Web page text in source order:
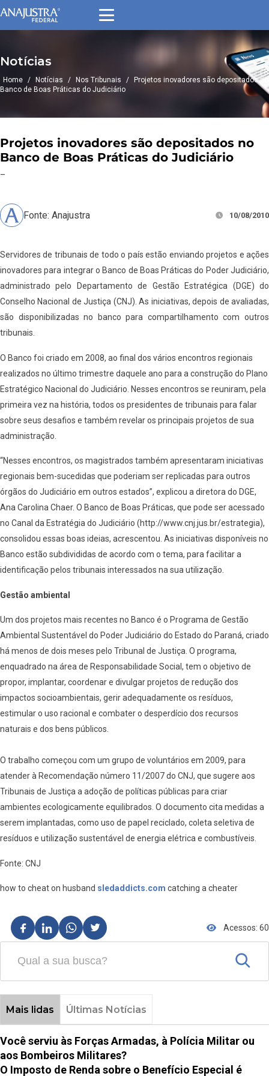
Notícias
Home / Notícias / Nos Tribunais /
Projetos inovadores são depositados no
Banco de Boas Práticas do Judiciário
Projetos inovadores são depositados no
Banco de Boas Práticas do Judiciário
–
Fonte: Anajustra 10/08/2010
Servidores de tribunais de todo o país estão enviando projetos e ações
inovadores para integrar o Banco de Boas Práticas do Poder Judiciário,
administrado pelo Departamento de Gestão Estratégica (DGE) do
Conselho Nacional de Justiça (CNJ). As iniciativas, depois de avaliadas,
são disponibilizadas no banco para compartilhamento com outros
tribunais.
O Banco foi criado em 2008, ao final dos vários encontros regionais
realizados no último trimestre daquele ano para a construção do Plano
Estratégico Nacional do Judiciário. Nesses encontros se reuniram, pela
primeira vez na história, todos os presidentes de tribunais para falar
sobre seus desafios e também revelar os principais projetos de sua
administração.
“Nesses encontros, os magistrados também apresentaram iniciativas
regionais bem-sucedidas que poderiam ser replicadas para outros
órgãos do Judiciário em outros estados”, explicou a diretora do DGE,
Ana Carolina Chaer. O Banco de Boas Práticas, que pode ser acessado
no Canal da Estratégia do Judiciário (http://www.cnj.jus.br/estrategia),
consolidou essas boas ideias, acrescentou. As iniciativas disponíveis no
Banco estão subdivididas de acordo com o tema, para facilitar a
identificação pelos tribunais interessados na sua utilização.
Gestão ambiental
Um dos projetos mais recentes no Banco é o Programa de Gestão
Ambiental Sustentável do Poder Judiciário do Estado do Paraná, criado
há menos de dois meses pelo Tribunal de Justiça. O programa,
enquadrado na área de Responsabilidade Social, tem o objetivo de
propor, implantar, coordenar e divulgar projetos de redução dos
impactos socioambientais, gerir adequadamente os resíduos,
estimular o uso racional e combater o desperdício dos recursos
naturais e dos bens públicos.
O trabalho começou com um grupo de voluntários em 2009, para
atender à Recomendação número 11/2007 do CNJ, que sugere aos
Tribunais de Justiça a adoção de políticas públicas para criar
ambientes ecologicamente equilibrados. O documento cita medidas a
serem implantadas, como uso de papel reciclado, coleta seletiva de
resíduos e utilização sustentável de energia elétrica e combustíveis.
Fonte: CNJ
how to cheat on husband sledaddicts.com catching a cheater
Acessos: 60
Mais lidas Últimas Notícias
Você serviu às Forças Armadas, à Polícia Militar ou
aos Bombeiros Militares?
O Imposto de Renda sobre o Benefício Especial é